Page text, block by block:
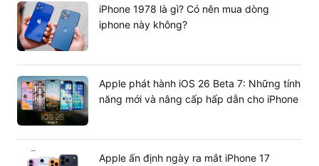
iPhone 1978 là gì? Có nên mua dòng
iphone này không?
Apple phát hành iOS 26 Beta 7: Những tính
năng mới và nâng cấp hấp dẫn cho iPhone
Apple ấn định ngày ra mắt iPhone 17